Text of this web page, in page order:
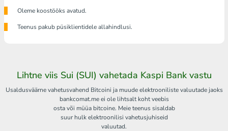
Oleme koostööks avatud.
Teenus pakub püsiklientidele allahindlusi.
Lihtne viis Sui (SUI) vahetada Kaspi Bank vastu
Usaldusväärne vahetusvahend Bitcoini ja muude elektrooniliste valuutade jaoks
bankcomat.me ei ole lihtsalt koht veebis
osta või müüa bitcoine. Meie teenus sisaldab
suur hulk elektroonilisi vahetusjuhiseid
valuutad.